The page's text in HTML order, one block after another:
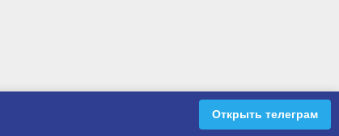
Открыть телеграм